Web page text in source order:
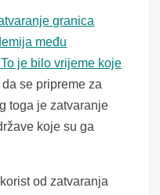
granica
među
je bilo vrijeme koje
da se pripreme za
toga je zatvaranje
koje su ga
od zatvaranja